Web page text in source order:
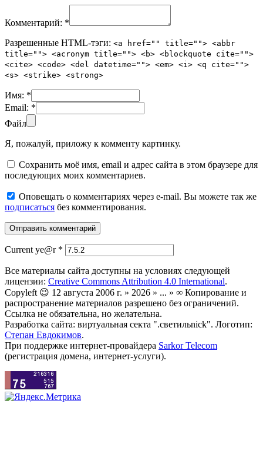
Комментарий: *
Разрешенные HTML-тэги: <a href="" title=""> <abbr
title=""> <acronym title=""> <b> <blockquote cite="">
<cite> <code> <del datetime=""> <em> <i> <q cite="">
<s> <strike> <strong>
Имя: *
Email: *
Файл
Я, пожалуй, приложу к комменту картинку.
Сохранить моё имя, email и адрес сайта в этом браузере для
последующих моих комментариев.
Оповещать о комментариях через e-mail. Вы можете так же
подписаться без комментирования.
Current ye@r *
Все материалы сайта доступны на условиях следующей
лицензии: Creative Commons Attribution 4.0 International.
Copyleft 😉 12 августа 2006 г. » 2026 » ... » ∞ Копирование и
распространение материалов разрешено без ограничений.
Ссылка не обязательна, но желательна.
Разработка сайта: виртуальная секта ".светильnick". Логотип:
Степан Евдокимов.
При поддержке интернет-провайдера Sarkor Telecom
(регистрация домена, интернет-услуги).